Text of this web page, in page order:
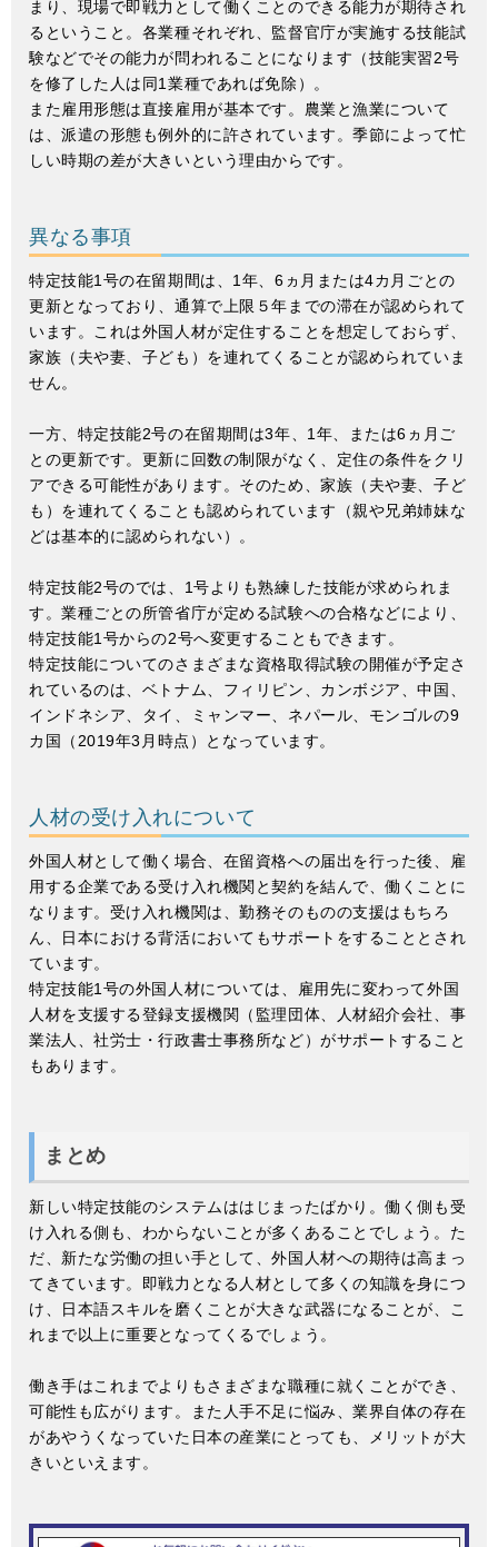
まり、現場で即戦力として働くことのできる能力が期待され
るということ。各業種それぞれ、監督官庁が実施する技能試
験などでその能力が問われることになります（技能実習2号
を修了した人は同1業種であれば免除）。
また雇用形態は直接雇用が基本です。農業と漁業について
は、派遣の形態も例外的に許されています。季節によって忙
しい時期の差が大きいという理由からです。
異なる事項
特定技能1号の在留期間は、1年、6ヵ月または4カ月ごとの
更新となっており、通算で上限５年までの滞在が認められて
います。これは外国人材が定住することを想定しておらず、
家族（夫や妻、子ども）を連れてくることが認められていま
せん。
一方、特定技能2号の在留期間は3年、1年、または6ヵ月ご
との更新です。更新に回数の制限がなく、定住の条件をクリ
アできる可能性があります。そのため、家族（夫や妻、子ど
も）を連れてくることも認められています（親や兄弟姉妹な
どは基本的に認められない）。
特定技能2号のでは、1号よりも熟練した技能が求められま
す。業種ごとの所管省庁が定める試験への合格などにより、
特定技能1号からの2号へ変更することもできます。
特定技能についてのさまざまな資格取得試験の開催が予定さ
れているのは、ベトナム、フィリピン、カンボジア、中国、
インドネシア、タイ、ミャンマー、ネパール、モンゴルの9
カ国（2019年3月時点）となっています。
人材の受け入れについて
外国人材として働く場合、在留資格への届出を行った後、雇
用する企業である受け入れ機関と契約を結んで、働くことに
なります。受け入れ機関は、勤務そのものの支援はもちろ
ん、日本における背活においてもサポートをすることとされ
ています。
特定技能1号の外国人材については、雇用先に変わって外国
人材を支援する登録支援機関（監理団体、人材紹介会社、事
業法人、社労士・行政書士事務所など）がサポートすること
もあります。
まとめ
新しい特定技能のシステムははじまったばかり。働く側も受
け入れる側も、わからないことが多くあることでしょう。た
だ、新たな労働の担い手として、外国人材への期待は高まっ
てきています。即戦力となる人材として多くの知識を身につ
け、日本語スキルを磨くことが大きな武器になることが、こ
れまで以上に重要となってくるでしょう。
働き手はこれまでよりもさまざまな職種に就くことができ、
可能性も広がります。また人手不足に悩み、業界自体の存在
があやうくなっていた日本の産業にとっても、メリットが大
きいといえます。